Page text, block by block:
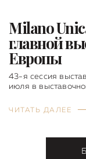
Milano
главной
Европы
43-я сессия
июля в
ЧИТАТЬ ДАЛЕЕ